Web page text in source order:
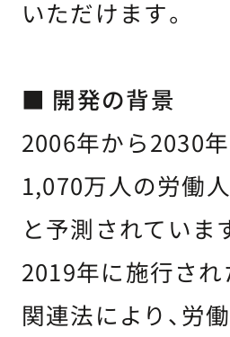
いただけます。
■ 開発の背景
2006年から2030年
1,070万人の労働
と予測されていま
2019年に施行さ
関連法により、労